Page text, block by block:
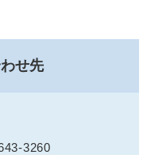
せ先
3260